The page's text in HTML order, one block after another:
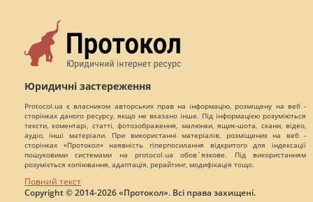
Юридичні застереження
Protocol.ua є власником авторських прав на інформацію, розміщену на веб -
сторінках даного ресурсу, якщо не вказано інше. Під інформацією розуміються
тексти, коментарі, статті, фотозображення, малюнки, ящик-шота, скани, відео,
аудіо, інші матеріали. При використанні матеріалів, розміщених на веб -
сторінках «Протокол» наявність гіперпосилання відкритого для індексації
пошуковими системами на protocol.ua обов`язкове. Під використанням
розуміється копіювання, адаптація, рерайтинг, модифікація тощо.
Повний текст
Copyright © 2014-2026 «Протокол». Всі права захищені.